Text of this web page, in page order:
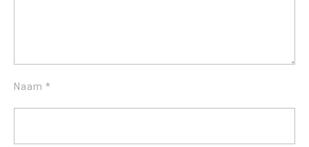
Naam *